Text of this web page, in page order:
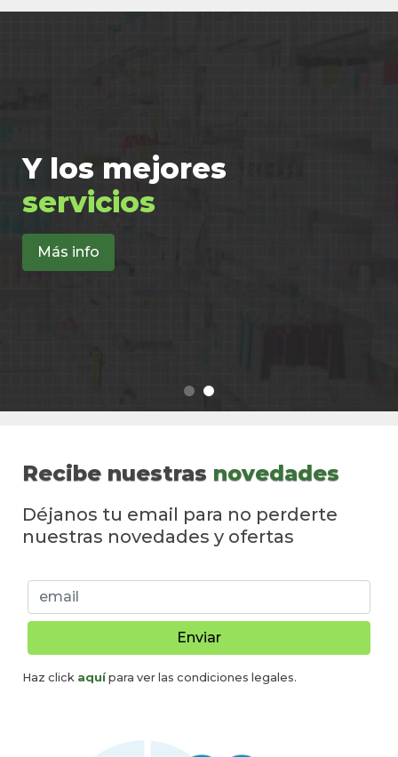
Y los mejores
servicios
Más info
Recibe nuestras novedades
Déjanos tu email para no perderte
nuestras novedades y ofertas
Enviar
Haz click aquípara ver las condiciones legales.